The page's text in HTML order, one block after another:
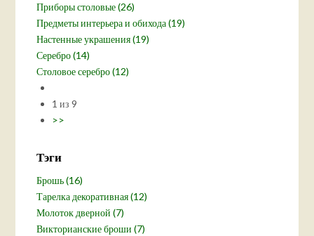
Приборы столовые (26)
Предметы интерьера и обихода (19)
Настенные украшения (19)
Серебро (14)
Столовое серебро (12)
1 из 9
>>
Тэги
Брошь (16)
Тарелка декоративная (12)
Молоток дверной (7)
Викторианские броши (7)